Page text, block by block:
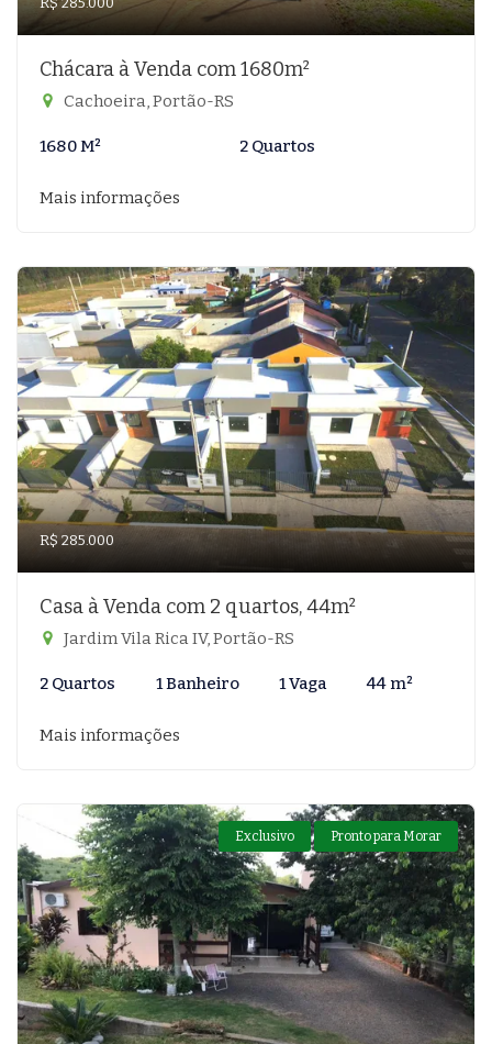
Chácara à Venda com 1680m²
Cachoeira, Portão-RS
1680 M² 2 Quartos
Mais informações
R$ 285.000
Casa à Venda com 2 quartos, 44m²
Jardim Vila Rica IV, Portão-RS
2 Quartos 1 Banheiro 1 Vaga 44 m²
Mais informações
Exclusivo Pronto para Morar